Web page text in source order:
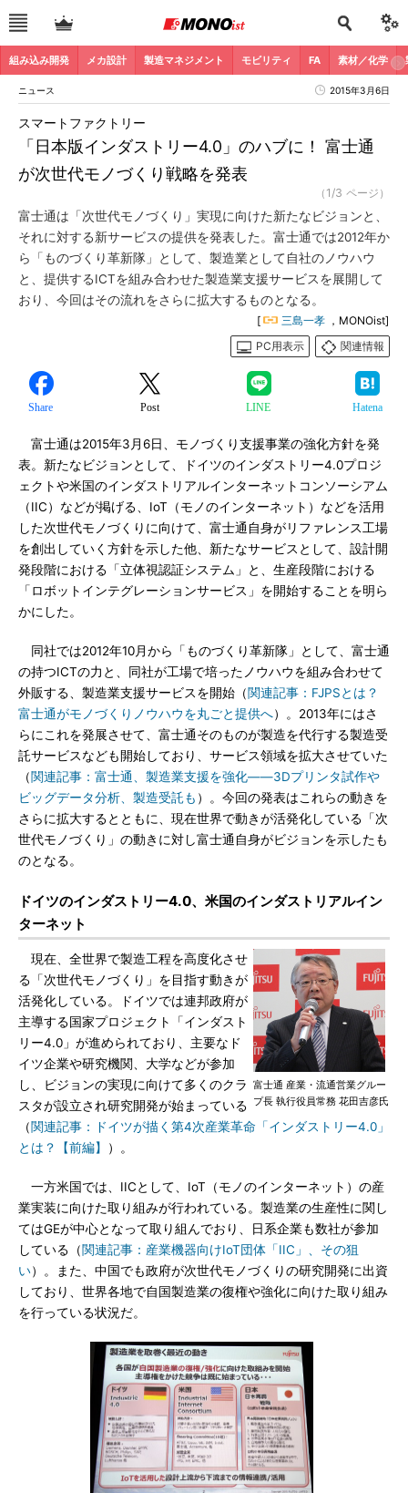
組み込み開発 メカ設計 製造マネジメント モビリティ FA 素材／化学
ニュース 2015年3月6日
「日本版インダストリー4.0」のハブに！ 富士通
が次世代モノづくり戦略を発表
スマートファクトリー
（1/3 ページ）
富士通は「次世代モノづくり」実現に向けた新たなビジョンと、
それに対する新サービスの提供を発表した。富士通では2012年か
ら「ものづくり革新隊」として、製造業として自社のノウハウ
と、提供するICTを組み合わせた製造業支援サービスを展開して
おり、今回はその流れをさらに拡大するものとなる。
[ 三島一孝 ，MONOist]
PC用表示
関連情報
Share Post LINE Hatena
富士通は2015年3月6日、モノづくり支援事業の強化方針を発
表。新たなビジョンとして、ドイツのインダストリー4.0プロジ
ェクトや米国のインダストリアルインターネットコンソーシアム
（IIC）などが掲げる、IoT（モノのインターネット）などを活用
した次世代モノづくりに向けて、富士通自身がリファレンス工場
を創出していく方針を示した他、新たなサービスとして、設計開
発段階における「立体視認証システム」と、生産段階における
「ロボットインテグレーションサービス」を開始することを明ら
かにした。
同社では2012年10月から「ものづくり革新隊」として、富士通
の持つICTの力と、同社が工場で培ったノウハウを組み合わせて
外販する、製造業支援サービスを開始（関連記事：FJPSとは？
富士通がモノづくりノウハウを丸ごと提供へ）。2013年にはさ
らにこれを発展させて、富士通そのものが製造を代行する製造受
託サービスなども開始しており、サービス領域を拡大させていた
（関連記事：富士通、製造業支援を強化――3Dプリンタ試作や
ビッグデータ分析、製造受託も ）。今回の発表はこれらの動きを
さらに拡大するとともに、現在世界で動きが活発化している「次
世代モノづくり」の動きに対し富士通自身がビジョンを示したも
のとなる。
ドイツのインダストリー4.0、米国のインダストリアルイン
ターネット
富士通 産業・流通営業グルー
プ長 執行役員常務 花田吉彦氏
現在、全世界で製造工程を高度化させ
る「次世代モノづくり」を目指す動きが
活発化している。ドイツでは連邦政府が
主導する国家プロジェクト「インダスト
リー4.0」が進められており、主要なド
イツ企業や研究機関、大学などが参加
し、ビジョンの実現に向けて多くのクラ
スタが設立され研究開発が始まっている
（関連記事：ドイツが描く第4次産業革命「インダストリー4.0」
とは？【前編】
）。
一方米国では、IICとして、IoT（モノのインターネット）の産
業実装に向けた取り組みが行われている。製造業の生産性に関し
てはGEが中心となって取り組んでおり、日系企業も数社が参加
している（関連記事：産業機器向けIoT団体「IIC」、その狙
い）。また、中国でも政府が次世代モノづくりの研究開発に出資
しており、世界各地で自国製造業の復権や強化に向けた取り組み
を行っている状況だ。